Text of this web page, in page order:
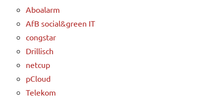
Aboalarm
AfB social&green IT
congstar
Drillisch
netcup
pCloud
Telekom